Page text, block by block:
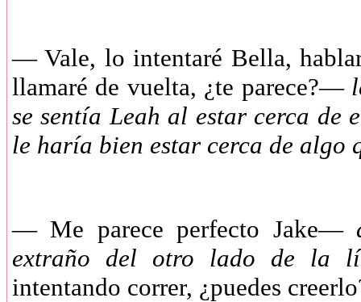
— Vale, lo intentaré Bella,
llamaré de vuelta, ¿te parece?—
se sentía Leah al estar cerca de
le haría bien estar cerca de algo
— Me parece perfecto Jake—
extraño del otro lado de la
intentando correr, ¿puedes